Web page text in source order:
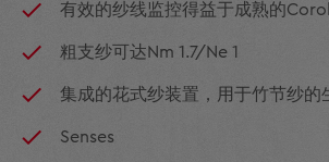
有效的纱线监控得益于成熟的
粗支纱可达Nm 1.7/Ne 1
集成的花式纱装置，用于竹节纱的
Senses